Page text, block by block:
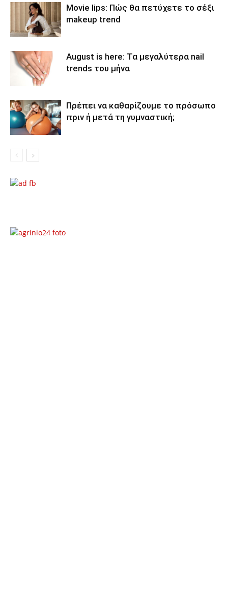
Movie lips: Πώς θα πετύχετε το σέξι
makeup trend
August is here: Τα μεγαλύτερα nail
trends του μήνα
Πρέπει να καθαρίζουμε το πρόσωπο
πριν ή μετά τη γυμναστική;